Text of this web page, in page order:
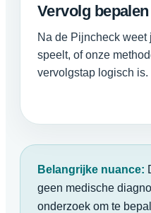
Vervolg bepalen
Na de Pijncheck
speelt, of onze
vervolgstap logisch is.
Belangrijke nuance:
geen medische
onderzoek om te